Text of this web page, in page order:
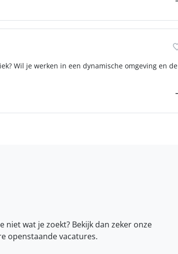
Wil je werken in een dynamische omgeving en de
niet wat je zoekt? Bekijk dan zeker onze
openstaande vacatures.